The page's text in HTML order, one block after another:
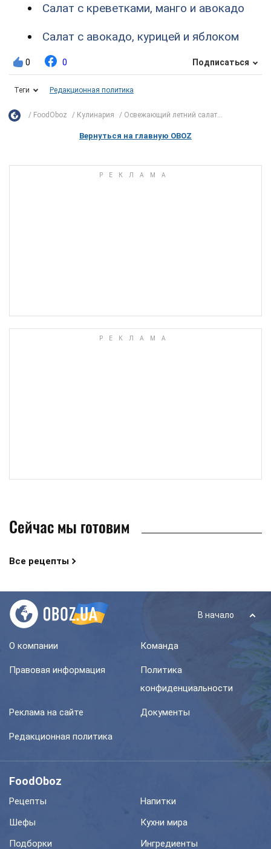
Салат с креветками, манго и авокадо
Салат с авокадо, курицей и яблоком
0 0 Подписаться
Теги Редакционная политика
FoodOboz Кулинария Освежающий летний салат...
Вернуться на главную OBOZ
Сейчас мы готовим
Все рецепты
В начало
О компании Команда
Правовая информация
Политика
конфиденциальности
Реклама на сайте Документы
Редакционная политика
FoodOboz
Рецепты
Напитки
Шефы
Кухни мира
Подборки
Ингредиенты